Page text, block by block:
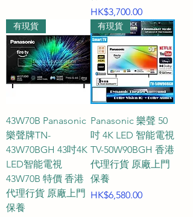
價格
HK$3,700.00
有現貨
43W70B Panasonic
樂聲牌TN-
43W70BGH 43吋4K
LED智能電視
43W70B 特價 香港
代理行貨 原廠上門
保養
有現貨
Panasonic 樂聲 50
吋 4K LED 智能電視
TV-50W90BGH 香港
代理行貨 原廠上門
保養
價格
HK$6,580.00